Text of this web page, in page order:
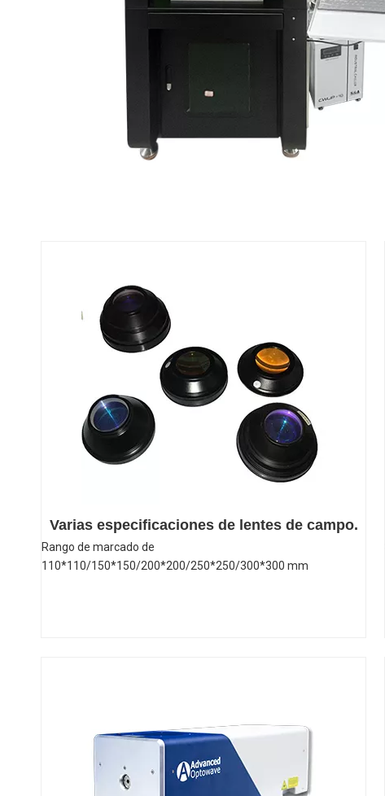
Varias especificaciones de lentes de campo.
Rango de marcado de
110*110/150*150/200*200/250*250/300*300 mm